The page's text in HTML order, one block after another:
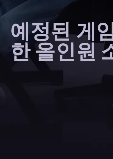
예정된 게
한 올인원